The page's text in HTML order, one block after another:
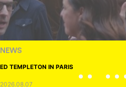
NEWS
ED TEMPLETON IN PARIS
2026.08.07